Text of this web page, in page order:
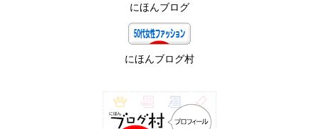
にほんブログ
にほんブログ村